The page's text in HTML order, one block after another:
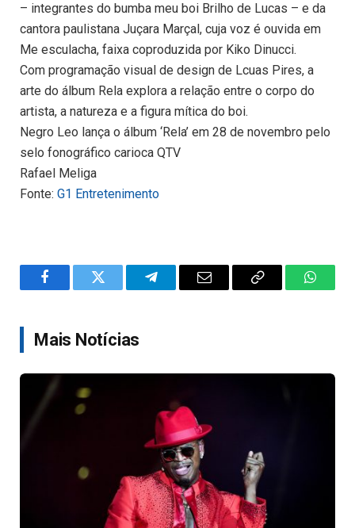
– integrantes do bumba meu boi Brilho de Lucas – e da
cantora paulistana Juçara Marçal, cuja voz é ouvida em
Me esculacha, faixa coproduzida por Kiko Dinucci.
Com programação visual de design de Lcuas Pires, a
arte do álbum Rela explora a relação entre o corpo do
artista, a natureza e a figura mítica do boi.
Negro Leo lança o álbum ‘Rela’ em 28 de novembro pelo
selo fonográfico carioca QTV
Rafael Meliga
Fonte: G1 Entretenimento
FacebookTwitter TelegramEmail
Copy
Mais Notícias